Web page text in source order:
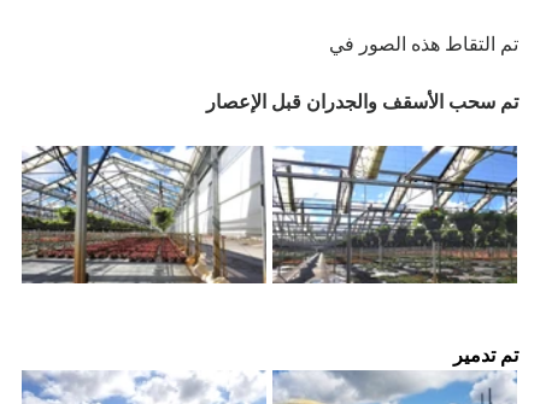
تم التقاط هذه الصور في
تم سحب الأسقف والجدران قبل الإعصار
تم تدمير